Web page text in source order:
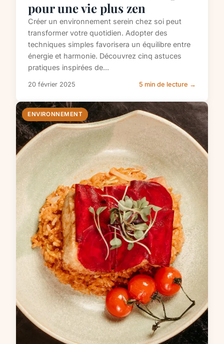
pour une vie plus zen
Créer un environnement serein chez soi peut
transformer votre quotidien. Adopter des
techniques simples favorisera un équilibre entre
énergie et harmonie. Découvrez cinq astuces
pratiques inspirées de...
20 février 2025 5 min de lecture →
ENVIRONNEMENT